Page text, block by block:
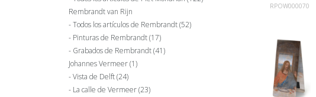
Rembrandt van Rijn
Todos los artículos de Rembrandt(52)
Pinturas de Rembrandt(17)
Grabados de Rembrandt(41)
Johannes Vermeer(1)
Vista de Delft(24)
La calle de Vermeer(23)
RPOW000070